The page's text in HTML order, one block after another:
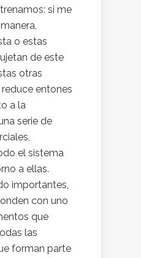
si me
o estas
de este
otras
entones
a la
serie de
el sistema
a ellas.
importantes,
con uno
que
las
forman parte